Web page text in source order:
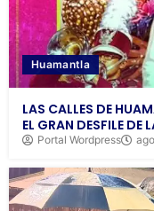
Huamantla
LAS CALLES DE
EL GRAN DESFILE DE
Portal Wordpress